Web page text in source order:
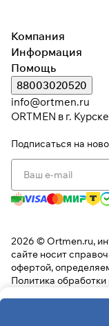
Компания
Информация
Помощь
88003020520
info@ortmen.ru
ORTMEN в г.
Подписаться на
2026 © Ortmen.ru,
сайте носит
офертой,
Политика